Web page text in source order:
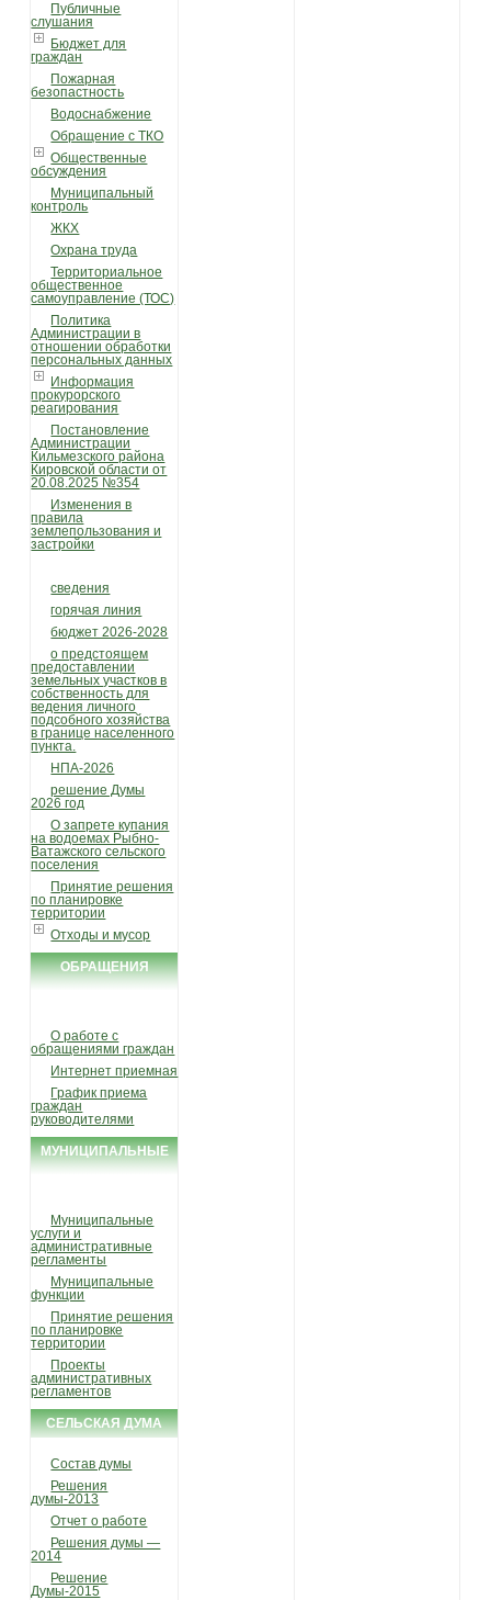
Публичные
слушания
Бюджет для
граждан
Пожарная
безопастность
Водоснабжение
Обращение с ТКО
Общественные
обсуждения
Муниципальный
контроль
ЖКХ
Охрана труда
Территориальное
общественное
самоуправление (ТОС)
Политика
Администрации в
отношении обработки
персональных данных
Информация
прокурорского
реагирования
Постановление
Администрации
Кильмезского района
Кировской области от
20.08.2025 №354
Изменения в
правила
землепользования и
застройки
сведения
горячая линия
бюджет 2026-2028
о предстоящем
предоставлении
земельных участков в
собственность для
ведения личного
подсобного хозяйства
в границе населенного
пункта.
НПА-2026
решение Думы
2026 год
О запрете купания
на водоемах Рыбно-
Ватажского сельского
поселения
Принятие решения
по планировке
территории
Отходы и мусор
ОБРАЩЕНИЯ
О работе с
обращениями граждан
Интернет приемная
График приема
граждан
руководителями
МУНИЦИПАЛЬНЫЕ
Муниципальные
услуги и
административные
регламенты
Муниципальные
функции
Принятие решения
по планировке
территории
Проекты
административных
регламентов
СЕЛЬСКАЯ ДУМА
Состав думы
Решения
думы-2013
Отчет о работе
Решения думы —
2014
Решение
Думы-2015